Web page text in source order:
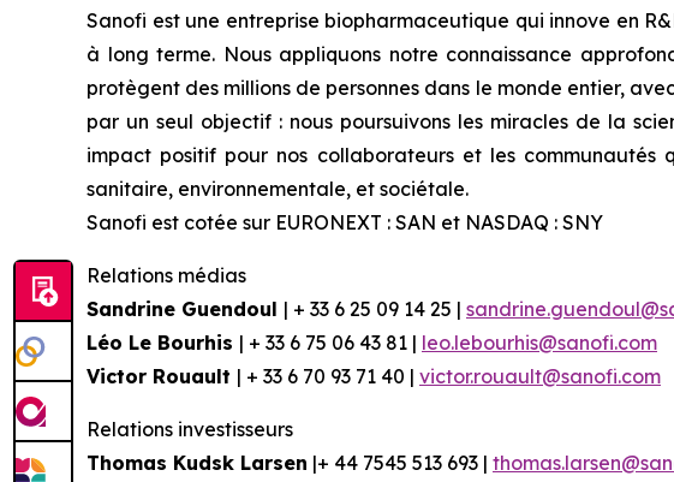
Sanofi est une entreprise biopharmaceutique qui innove en
à long terme. Nous appliquons notre connaissance
protègent des millions de personnes dans le monde entier,
par un seul objectif : nous poursuivons les miracles de la
impact positif pour nos collaborateurs et les
sanitaire, environnementale, et sociétale.
Sanofi est cotée sur EURONEXT : SAN et NASDAQ : SNY
Relations médias
Sandrine Guendoul | + 33 6 25 09 14 25 |
Léo Le Bourhis | + 33 6 75 06 43 81 | leo.lebourhis@sanofi.com
Victor Rouault | + 33 6 70 93 71 40 | victor.rouault@sanofi.com
Relations investisseurs
Thomas Kudsk Larsen |+ 44 7545 513 693 |